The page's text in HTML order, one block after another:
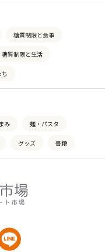
糖質制限と食事
糖質制限と生活
み 麺・パスタ
グッズ 書籍